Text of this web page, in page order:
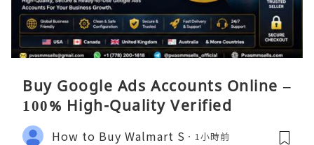
Buy Google Ads Accounts Online –
100% High-Quality Verified
How to Buy Walmart S 1小時前